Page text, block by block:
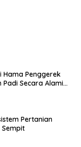
Hama Penggerek
Secara Alami
Pertanian